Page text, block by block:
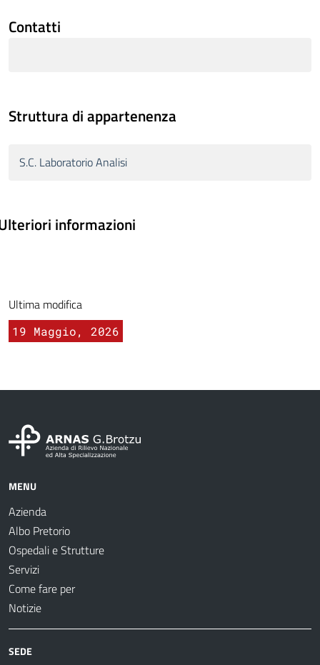
Contatti
Struttura di appartenenza
S.C. Laboratorio Analisi
informazioni
Ultima modifica
19 Maggio, 2026
MENU
Azienda
Albo Pretorio
Ospedali e Strutture
Servizi
Come fare per
Notizie
SEDE